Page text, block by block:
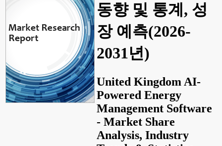
동향 및 통계, 성
장 예측(2026-
2031년)
United Kingdom AI-
Powered Energy
Management Software
- Market Share
Analysis, Industry